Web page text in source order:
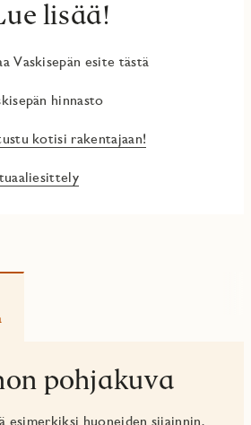
lisää!
Vaskisepän esite tästä
hinnasto
kotisi rakentajaan!
pohjakuva
esimerkiksi huoneiden sijainnin,